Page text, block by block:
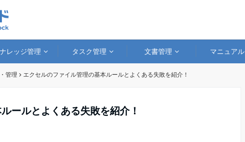
ナレッジ管理 タスク管理 文書管理 マニュアル
管理 エクセルのファイル管理の基本ルールとよくある失敗を紹介！
ールとよくある失敗を紹介！